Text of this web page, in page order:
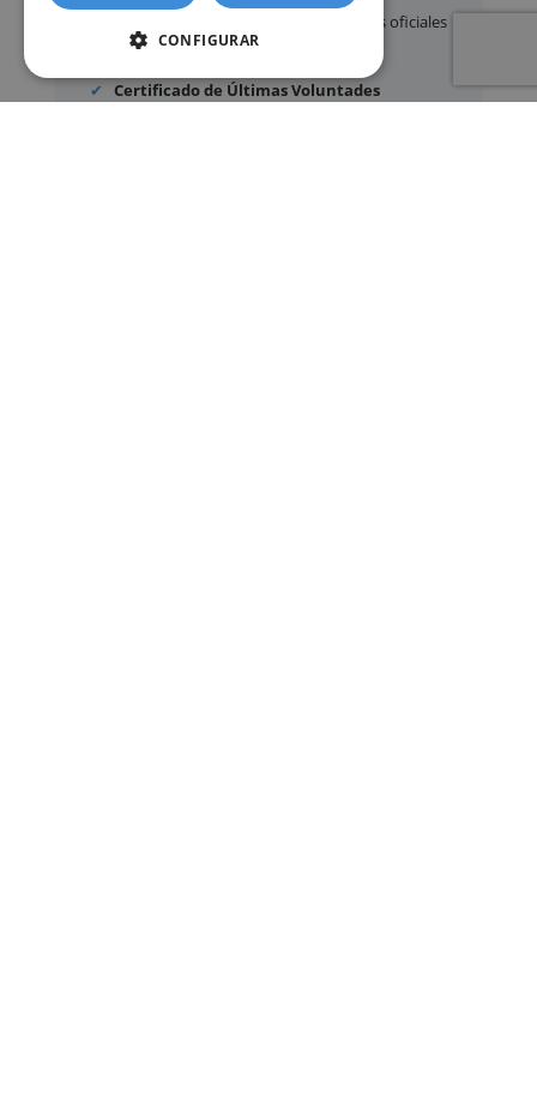
de documentos oficiales
Legalización
Certificado de Últimas Voluntades
CONFIGURAR